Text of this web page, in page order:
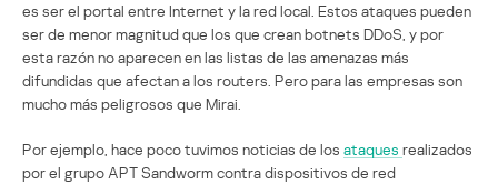
es ser el portal entre Internet y la red local. Estos ataques pueden
ser de menor magnitud que los que crean botnets DDoS, y por
esta razón no aparecen en las listas de las amenazas más
difundidas que afectan a los routers. Pero para las empresas son
mucho más peligrosos que Mirai.
Por ejemplo, hace poco tuvimos noticias de los ataques realizados
por el grupo APT Sandworm contra dispositivos de red